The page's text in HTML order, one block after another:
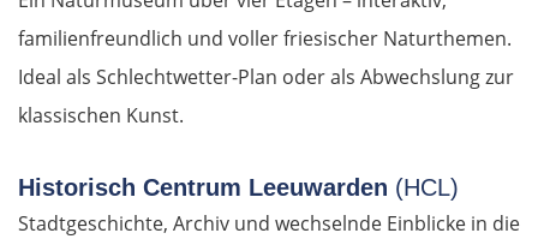
familienfreundlich und voller friesischer Naturthemen.
Ideal als Schlechtwetter-Plan oder als Abwechslung zur
klassischen Kunst.
Historisch Centrum Leeuwarden (HCL)
Stadtgeschichte, Archiv und wechselnde Einblicke in die
Łódź